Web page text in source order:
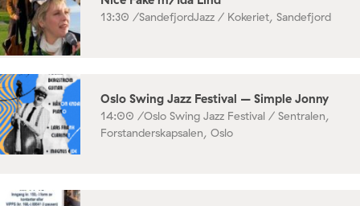
13:30 /SandefjordJazz / Kokeriet, Sandefjord
Oslo Swing Jazz Festival – Simple Jonny
14:00 /Oslo Swing Jazz Festival / Sentralen,
Forstanderskapsalen, Oslo